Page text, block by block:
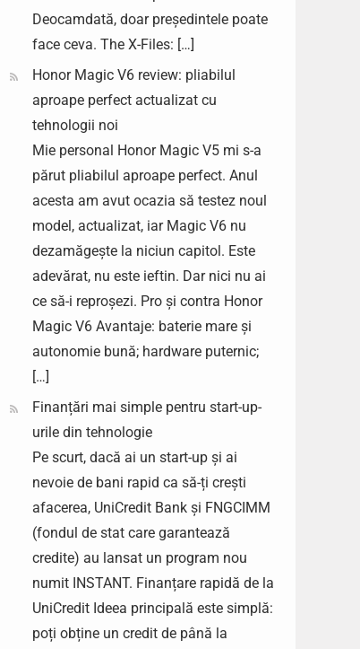
Deocamdată, doar președintele poate
face ceva. The X-Files: […]
Honor Magic V6 review: pliabilul
aproape perfect actualizat cu
tehnologii noi
Mie personal Honor Magic V5 mi s-a
părut pliabilul aproape perfect. Anul
acesta am avut ocazia să testez noul
model, actualizat, iar Magic V6 nu
dezamăgește la niciun capitol. Este
adevărat, nu este ieftin. Dar nici nu ai
ce să-i reproșezi. Pro și contra Honor
Magic V6 Avantaje: baterie mare și
autonomie bună; hardware puternic;
[…]
Finanțări mai simple pentru start-up-
urile din tehnologie
Pe scurt, dacă ai un start-up și ai
nevoie de bani rapid ca să-ți crești
afacerea, UniCredit Bank și FNGCIMM
(fondul de stat care garantează
credite) au lansat un program nou
numit INSTANT. Finanțare rapidă de la
UniCredit Ideea principală este simplă:
poți obține un credit de până la